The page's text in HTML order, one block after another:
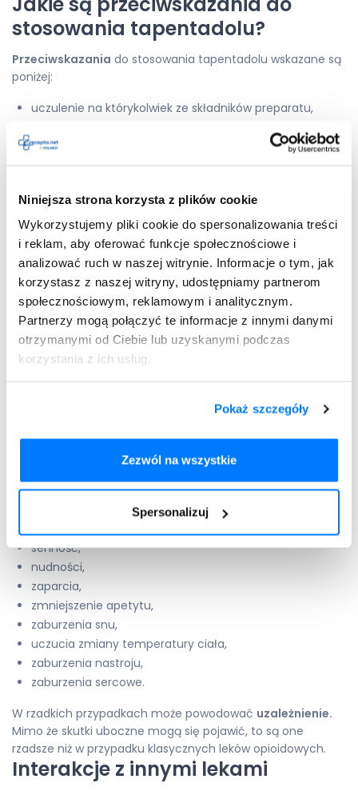
Niniejsza strona korzysta z plików cookie
Wykorzystujemy pliki cookie do spersonalizowania treści
i reklam, aby oferować funkcje społecznościowe i
analizować ruch w naszej witrynie. Informacje o tym, jak
korzystasz z naszej witryny, udostępniamy partnerom
społecznościowym, reklamowym i analitycznym.
Partnerzy mogą połączyć te informacje z innymi danymi
otrzymanymi od Ciebie lub uzyskanymi podczas
korzystania z ich usług.
Pokaż szczegóły
Zezwól na wszystkie
Spersonalizuj
stosowania tapentadolu?
Przeciwskazania do stosowania tapentadolu wskazane są
poniżej:
uczulenie na którykolwiek ze składników preparatu,
bycie pod wpływem alkoholu, leków nasennych, leków
wewnątrzczaszkowe,
zaburzenia funkcjonowania nerek i/lub wątroby,
przebyte drgawki.
Ponadto należy zachowaćostrożność
podczas stosowania
leku w następujących sytuacjach:
uzależnienie od opioidów,
zaburzenia oddechowe,
urazy głowy,
O wszystkich chorobach i przyjmowanych lekach należy
Działania niepożądane
Jak każdy lek, tapentadol niesie ryzyko pojawienia się
senność,
nudności,
zaparcia,
zmniejszenie apetytu,
zaburzenia snu,
uczucia zmiany temperatury ciała,
zaburzenia nastroju,
zaburzenia sercowe.
W rzadkich przypadkach może powodować uzależnienie.
Mimo że skutki uboczne mogą się pojawić, to są one
rzadsze niż w przypadku klasycznych leków opioidowych.
Interakcje z innymi lekami